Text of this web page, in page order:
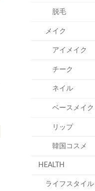
脱毛
メイク
アイメイク
チーク
ネイル
ベースメイク
リップ
韓国コスメ
HEALTH
ライフスタイル